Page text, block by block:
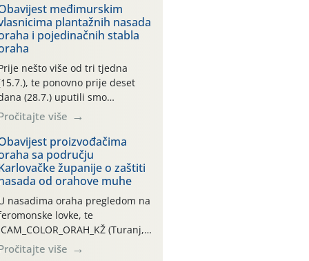
o preventivnim
zaštite krizantema od
uzročnika bolesti,
i fito-fagnih grinja (23.7.,
06.7.)! Na početku ovog
je zabilježeno je
i ekstremno vruće
razdoblje, uz
temperature […]
međimurskim
plantažnih nasada
i pojedinačnih stabla
nešto više od tri tjedna
te ponovno prije deset
(28.7.) uputili smo
vlasnicima plantažnih
nasada oraha i pojedinačnih
o početku leta i
potrebi usmjerenog
orahove muhe
completa)! Već
dana traje drugi
“toplinski udar”, koji
naročito izražen zadnja šest
(31.7.-05.8.), jer najviše
zraka svakodnevno
više
proizvođačima
sa području
županije o zaštiti
od orahove muhe
nasadima oraha pregledom na
lovke, te
CAM_COLOR_ORAH_KŽ (Turanj,
zabilježena je mala
više